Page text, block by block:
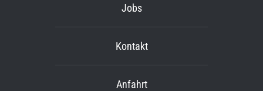
Jobs
Kontakt
Anfahrt